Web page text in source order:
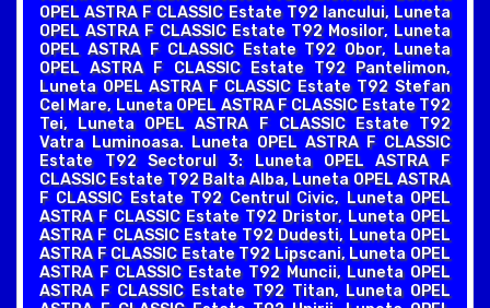
OPEL ASTRA F CLASSIC Estate T92 Iancului, Luneta
OPEL ASTRA F CLASSIC Estate T92 Mosilor, Luneta
OPEL ASTRA F CLASSIC Estate T92 Obor, Luneta
OPEL ASTRA F CLASSIC Estate T92 Pantelimon,
Luneta OPEL ASTRA F CLASSIC Estate T92 Stefan
Cel Mare, Luneta OPEL ASTRA F CLASSIC Estate T92
Tei, Luneta OPEL ASTRA F CLASSIC Estate T92
Vatra Luminoasa. Luneta OPEL ASTRA F CLASSIC
Estate T92 Sectorul 3: Luneta OPEL ASTRA F
CLASSIC Estate T92 Balta Alba, Luneta OPEL ASTRA
F CLASSIC Estate T92 Centrul Civic, Luneta OPEL
ASTRA F CLASSIC Estate T92 Dristor, Luneta OPEL
ASTRA F CLASSIC Estate T92 Dudesti, Luneta OPEL
ASTRA F CLASSIC Estate T92 Lipscani, Luneta OPEL
ASTRA F CLASSIC Estate T92 Muncii, Luneta OPEL
ASTRA F CLASSIC Estate T92 Titan, Luneta OPEL